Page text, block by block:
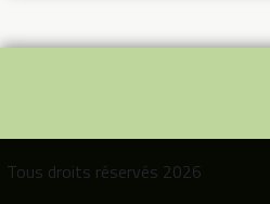
Tous droits réservés 2026